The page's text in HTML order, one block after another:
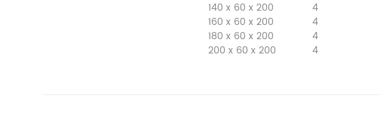
140 x 60 x 200
4
160 x 60 x 200
4
180 x 60 x 200
4
200 x 60 x 200
4